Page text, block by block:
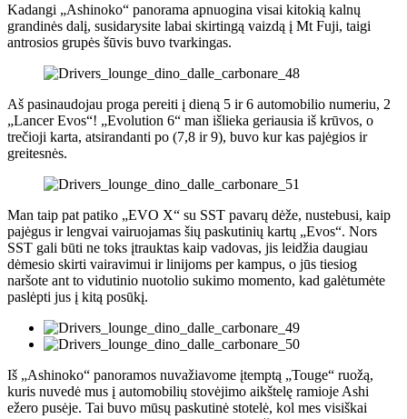
Kadangi „Ashinoko“ panorama apnuogina visai kitokią kalnų
grandinės dalį, susidarysite labai skirtingą vaizdą į Mt Fuji, taigi
antrosios grupės šūvis buvo tvarkingas.
Aš pasinaudojau proga pereiti į dieną 5 ir 6 automobilio numeriu, 2
„Lancer Evos“! „Evolution 6“ man išlieka geriausia iš krūvos, o
trečioji karta, atsirandanti po (7,8 ir 9), buvo kur kas pajėgios ir
greitesnės.
Man taip pat patiko „EVO X“ su SST pavarų dėže, nustebusi, kaip
pajėgus ir lengvai vairuojamas šių paskutinių kartų „Evos“. Nors
SST gali būti ne toks įtrauktas kaip vadovas, jis leidžia daugiau
dėmesio skirti vairavimui ir linijoms per kampus, o jūs tiesiog
naršote ant to vidutinio nuotolio sukimo momento, kad galėtumėte
paslėpti jus į kitą posūkį.
Iš „Ashinoko“ panoramos nuvažiavome įtemptą „Touge“ ruožą,
kuris nuvedė mus į automobilių stovėjimo aikštelę ramioje Ashi
ežero pusėje. Tai buvo mūsų paskutinė stotelė, kol mes visiškai